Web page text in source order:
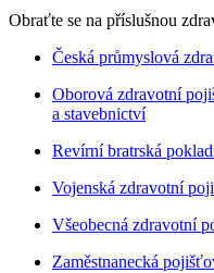
Obraťte se na příslušnou
Česká průmyslová
Oborová zdravotní
a stavebnictví
Revírní bratrská
Vojenská zdravotní
Všeobecná zdravotní
Zaměstnanecká